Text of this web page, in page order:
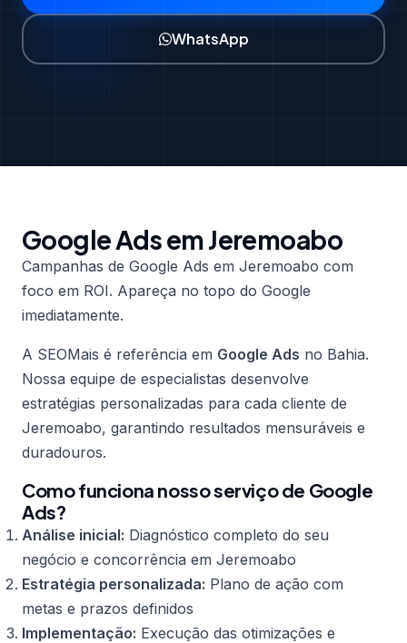
WhatsApp
Google Ads em Jeremoabo
Campanhas de Google Ads em Jeremoabo com
foco em ROI. Apareça no topo do Google
imediatamente.
A SEOMais é referência em Google Ads no Bahia.
Nossa equipe de especialistas desenvolve
estratégias personalizadas para cada cliente de
Jeremoabo, garantindo resultados mensuráveis e
duradouros.
Como funciona nosso serviço de Google
Ads?
Análise inicial: Diagnóstico completo do seu
negócio e concorrência em Jeremoabo
Estratégia personalizada: Plano de ação com
metas e prazos definidos
Implementação: Execução das otimizações e